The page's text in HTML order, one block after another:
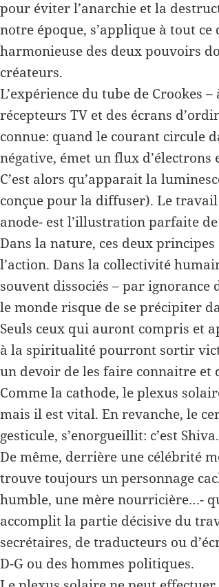
pour éviter l’anarchie et la
notre époque, s’applique à tout
harmonieuse des deux pouvoirs
créateurs.
L’expérience du tube de Crookes
récepteurs TV et des écrans
connue: quand le courant circule
négative, émet un flux
C’est alors qu’apparait la
conçue pour la diffuser). Le
anode- est l’illustration parfaite
Dans la nature, ces deux
l’action. Dans la collectivité
souvent dissociés – par ignorance
le monde risque de se précipiter
Seuls ceux qui auront compris et
à la spiritualité pourront sortir
un devoir de les faire connaitre et
Comme la cathode, le plexus
mais il est vital. En revanche, le
gesticule, s’enorgueillit: c’est Shiva.
De même, derrière une célébrité
trouve toujours un personnage
humble, une mère nourricière…-
accomplit la partie décisive du
secrétaires, de traducteurs ou
D-G ou des hommes politiques.